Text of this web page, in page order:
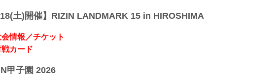
18(土)開催】RIZIN LANDMARK 15 in HIROSHIMA
情報／チケット
カード
甲子園 2026